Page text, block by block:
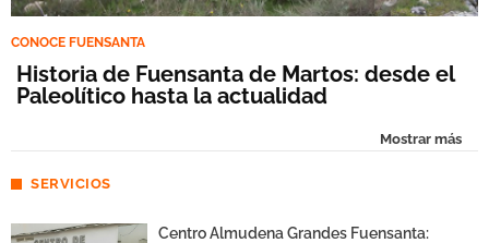
CONOCE FUENSANTA
Historia de Fuensanta de Martos: desde el
Paleolítico hasta la actualidad
Mostrar más
SERVICIOS
Centro Almudena Grandes Fuensanta: